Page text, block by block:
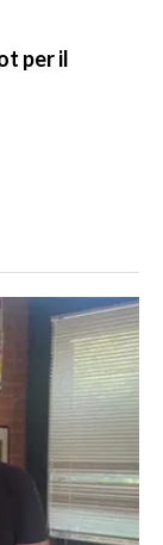
per il